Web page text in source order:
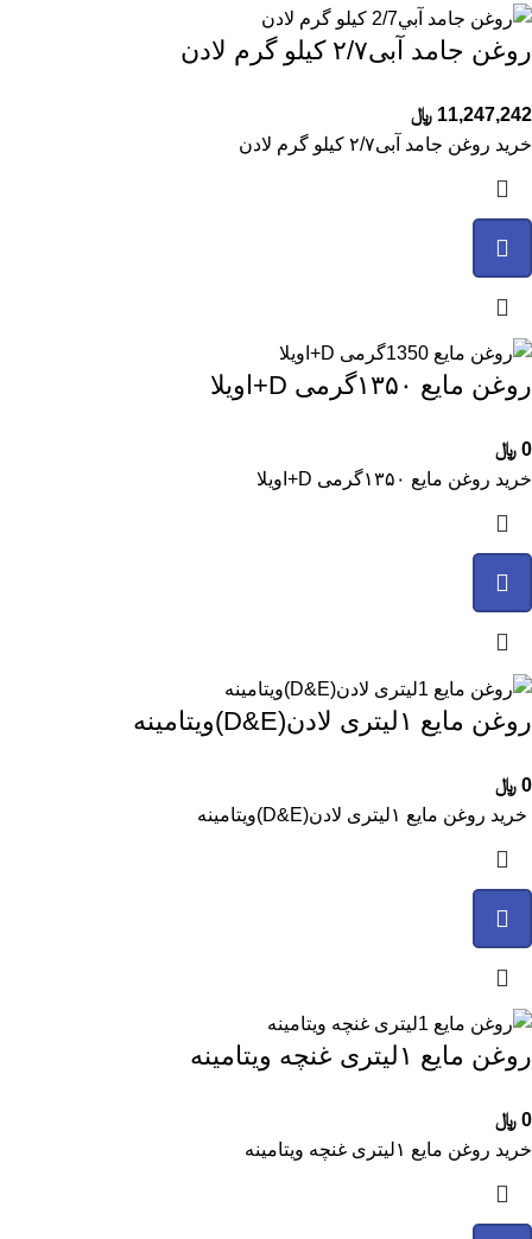
روغن جامد آبی۲/۷ کیلو گرم لادن
11,247,242 ﷼
خرید روغن جامد آبی۲/۷ کیلو گرم لادن
روغن مایع ۱۳۵۰گرمی D+اویلا
0 ﷼
خرید روغن مایع ۱۳۵۰گرمی D+اویلا
روغن مایع ۱لیتری لادن(D&E)ویتامینه
0 ﷼
خرید روغن مایع ۱لیتری لادن(D&E)ویتامینه
روغن مایع ۱لیتری غنچه ویتامینه
0 ﷼
خرید روغن مایع ۱لیتری غنچه ویتامینه